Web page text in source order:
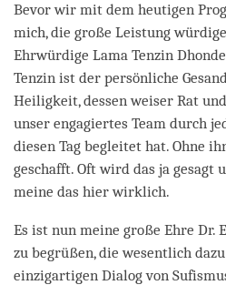
Bevor wir mit dem heutigen
mich, die große Leistung
Ehrwürdige Lama Tenzin
Tenzin ist der persönliche
Heiligkeit, dessen weiser Rat
unser engagiertes Team durch
diesen Tag begleitet hat. Ohne
geschafft. Oft wird das ja gesagt
meine das hier wirklich.
Es ist nun meine große Ehre
zu begrüßen, die wesentlich
einzigartigen Dialog von